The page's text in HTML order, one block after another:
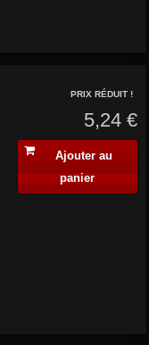
PRIX RÉDUIT !
5,24 €
Ajouter au
panier